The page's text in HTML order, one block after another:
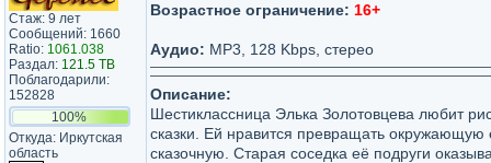
Стаж: 9 лет
Сообщений: 1660
Ratio: 1061.038
Раздал: 121.5 TB
Поблагодарили:
152828
100%
Откуда: Иркутская
область
Возрастное ограничение: 16+
Аудио: MP3, 128 Kbps, стерео
Описание:
Шестиклассница Элька Золотовцева любит
сказки. Ей нравится превращать окружающую
сказочную. Старая соседка её подруги